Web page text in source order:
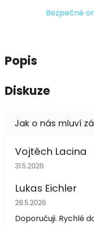
Bezpečné
Popis
Diskuze
Vojtěch Lacina
Hodnocení obchodu
31.5.2026
Lukas Eichler
Hodnocení obchodu
28.5.2026
Doporučuji. Rychlé